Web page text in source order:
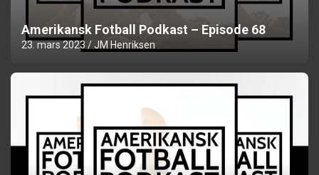
Amerikansk Fotball Podkast – Episode 68
23. mars 2023 JM Henriksen